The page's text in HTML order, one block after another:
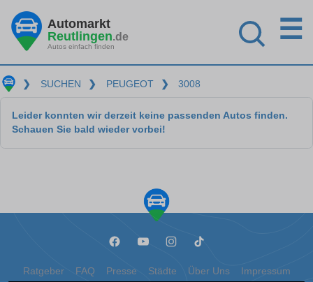
Automarkt
Reutlingen.de
Autos einfach finden
☰
❯ SUCHEN ❯ PEUGEOT ❯ 3008
Leider konnten wir derzeit keine passenden Autos finden.
Schauen Sie bald wieder vorbei!
Ratgeber FAQ Presse Städte Über Uns Impressum